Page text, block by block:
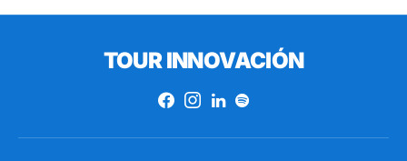
TOUR INNOVACIÓN